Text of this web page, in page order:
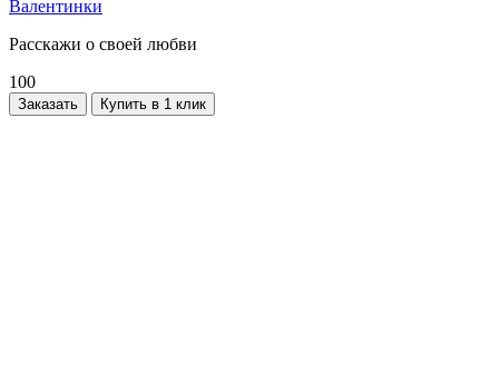
Валентинки
Расскажи о своей любви
100
Заказать Купить в 1 клик